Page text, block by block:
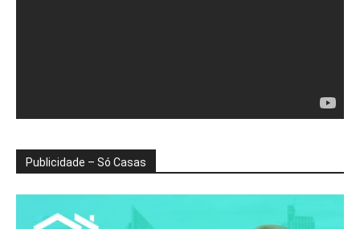
Publicidade – Só Casas